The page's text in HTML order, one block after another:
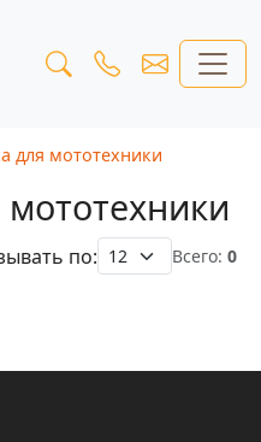
для мототехники
по: Всего: 0